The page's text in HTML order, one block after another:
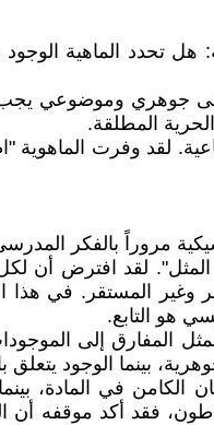
تحدد الماهية الوجود
جوهري وموضوعي يجب
المطلقة.
لقد وفرت الماهوية
مروراً بالفكر
لقد افترض أن لكل
المستقر. في هذا
هو التابع.
المفارق إلى
بينما الوجود
الكامن في المادة،
فقد أكد موقفه أن